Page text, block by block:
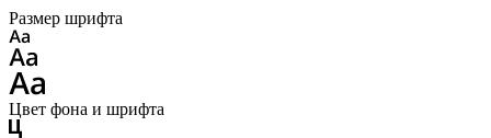
Размер шрифта
Цвет фона и шрифта